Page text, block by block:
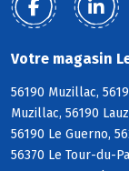
Votre magasin
56190 Muzillac,
Muzillac, 56190
56190 Le Guerno,
56370 Le Tour-du-